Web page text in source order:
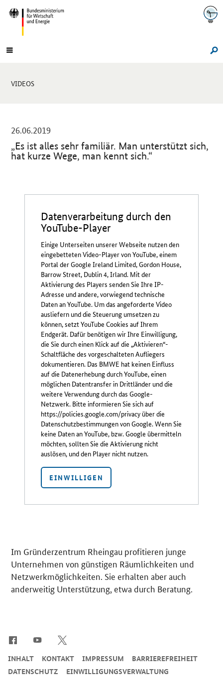
Navigation
Hauptmenü
Sie
VIDEOS
26.06.2019
„Es ist alles sehr familiär. Man unterstützt sich,
hat kurze Wege, man kennt sich.“
Datenverarbeitung durch den
YouTube-Player
Einige Unterseiten unserer Webseite nutzen den
eingebetteten Video-Player von YouTube, einem
Portal der Google Ireland Limited, Gordon House,
Barrow Street, Dublin 4, Irland. Mit der
Aktivierung des Players senden Sie Ihre IP-
Adresse und andere, vorwiegend technische
Daten an YouTube. Um das angeforderte Video
ausliefern und die Steuerung umsetzen zu
können, setzt YouTube Cookies auf Ihrem
Endgerät. Dafür benötigen wir Ihre Einwilligung,
die Sie durch einen Klick auf die „Aktivieren“-
Schaltfläche des vorgeschalteten Aufliegers
dokumentieren. Das BMWE hat keinen Einfluss
auf die Datenerhebung durch YouTube, einen
möglichen Datentransfer in Drittländer und die
weitere Verwendung durch das Google-
Netzwerk. Bitte informieren Sie sich auf
https://policies.google.com/privacy über die
Datenschutzbestimmungen von Google. Wenn Sie
keine Daten an YouTube, bzw. Google übermitteln
möchten, sollten Sie die Aktivierung nicht
auslösen, und den Player nicht nutzen.
EINWILLIGEN
Im Gründerzentrum Rheingau profitieren junge
Unternehmen von günstigen Räumlichkeiten und
Netzwerkmöglichkeiten. Sie erhalten aber auch
anderweitig Unterstützung, etwa durch Beratung.
INHALT KONTAKT IMPRESSUM
BARRIEREFREIHEIT
DATENSCHUTZ
EINWILLIGUNGSVERWALTUNG